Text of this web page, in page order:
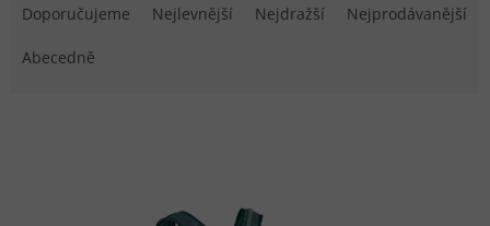
Doporučujeme Nejlevnější Nejdražší Nejprodávanější
Abecedně